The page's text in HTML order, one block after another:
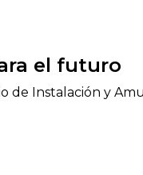
el futuro
de Instalación y